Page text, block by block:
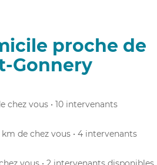
proche de
Gonnery
chez vous • 10 intervenants
km de chez vous • 4 intervenants